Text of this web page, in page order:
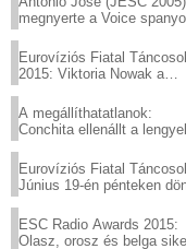
megnyerte a Voice spanyol
Eurovíziós Fiatal
2015: Viktoria Nowak a
A megállíthatatlanok:
Conchita ellenállt a lengyel
Eurovíziós Fiatal
Június 19-én pénteken
ESC Radio Awards 2015:
Olasz, orosz és belga